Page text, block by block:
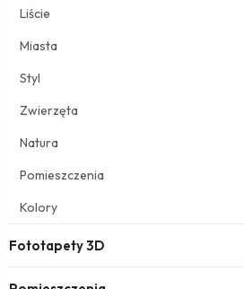
Liście
Miasta
Styl
Zwierzęta
Natura
Pomieszczenia
Kolory
Fototapety 3D